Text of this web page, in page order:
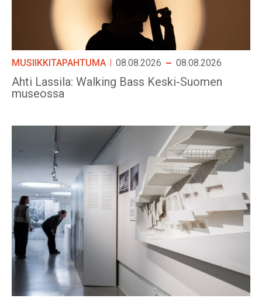
MUSIIKKITAPAHTUMA 08.08.2026 08.08.2026
Ahti Lassila: Walking Bass Keski-Suomen
museossa